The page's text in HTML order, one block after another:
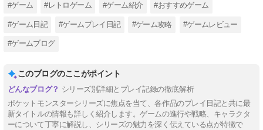
#ゲーム #レトロゲーム #ゲーム紹介 #おすすめゲーム
#ゲーム日記 #ゲームプレイ日記 #ゲーム攻略 #ゲームレビュー
#ゲームブログ
このブログのここがポイント
シリーズ別詳細とプレイ記録の徹底解析
ポケットモンスターシリーズに焦点を当て、各作品のプレイ日記と共に最
新タイトルの情報も詳しく紹介します。ゲームの進行や戦略、キャラクタ
ーについて丁寧に解説し、シリーズの魅力を深く伝えている点が特徴で